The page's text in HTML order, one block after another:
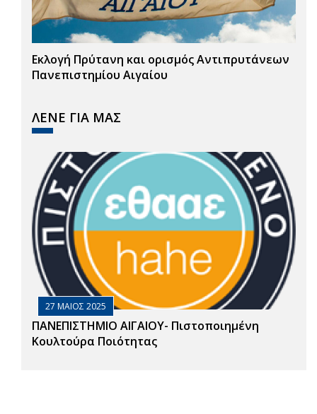
Εκλογή Πρύτανη και ορισμός Αντιπρυτάνεων
Πανεπιστημίου Αιγαίου
ΛΕΝΕ ΓΙΑ ΜΑΣ
27 ΜΑΙΟΣ 2025
ΠΑΝΕΠΙΣΤΗΜΙΟ ΑΙΓΑΙΟΥ- Πιστοποιημένη
Κουλτούρα Ποιότητας